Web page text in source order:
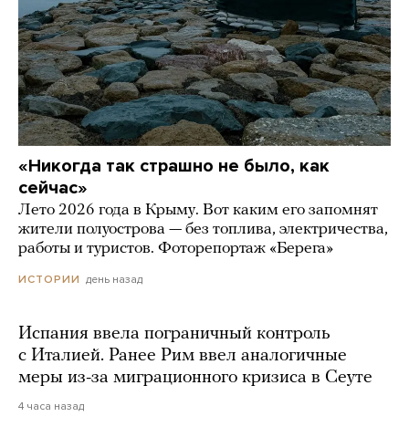
«Никогда так страшно не было, как
сейчас»
Лето 2026 года в Крыму. Вот каким его запомнят
жители полуострова — без топлива, электричества,
работы и туристов. Фоторепортаж «Берега»
ИСТОРИИ день назад
Испания ввела пограничный контроль
с Италией. Ранее Рим ввел аналогичные
меры из-за миграционного кризиса в Сеуте
4 часа назад